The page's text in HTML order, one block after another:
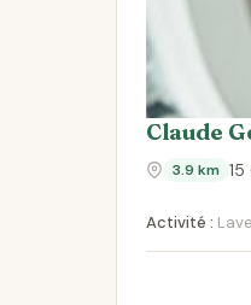
Claude
3.9 km
Activité :